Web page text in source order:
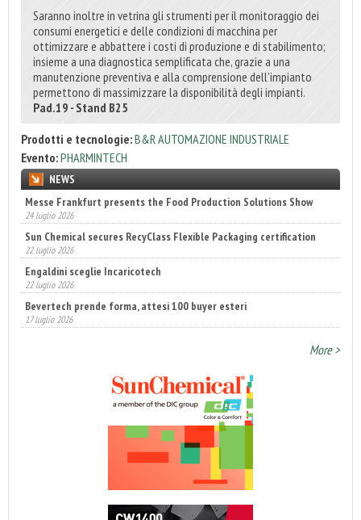
Saranno inoltre in vetrina gli strumenti per il monitoraggio dei
consumi energetici e delle condizioni di macchina per
ottimizzare e abbattere i costi di produzione e di stabilimento;
insieme a una diagnostica semplificata che, grazie a una
manutenzione preventiva e alla comprensione dell’impianto
permettono di massimizzare la disponibilità degli impianti.
Pad.19 - Stand B25
Prodotti e tecnologie:B&R AUTOMAZIONE INDUSTRIALE
Evento:PHARMINTECH
NEWS
Messe Frankfurt presents the Food Production Solutions Show
24 luglio 2026
Sun Chemical secures RecyClass Flexible Packaging certification
22 luglio 2026
Engaldini sceglie Incaricotech
22 luglio 2026
Bevertech prende forma, attesi 100 buyer esteri
17 luglio 2026
Annunciati i finalisti dei Diamonds Awards 2026 di FTA Europe
14 luglio 2026
More >